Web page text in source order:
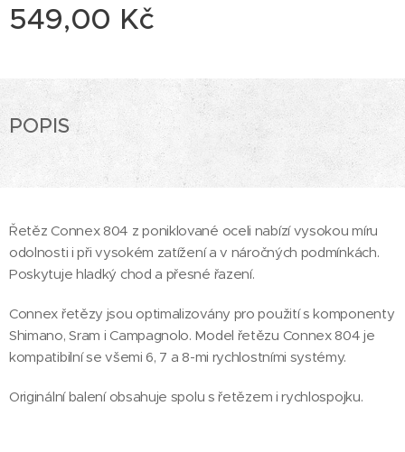
549,00 Kč
POPIS
Řetěz Connex 804 z poniklované oceli nabízí vysokou míru
odolnosti i při vysokém zatížení a v náročných podmínkách.
Poskytuje hladký chod a přesné řazení.
Connex řetězy jsou optimalizovány pro použití s komponenty
Shimano, Sram i Campagnolo. Model řetězu Connex 804 je
kompatibilní se všemi 6, 7 a 8-mi rychlostními systémy.
Originální balení obsahuje spolu s řetězem i rychlospojku.